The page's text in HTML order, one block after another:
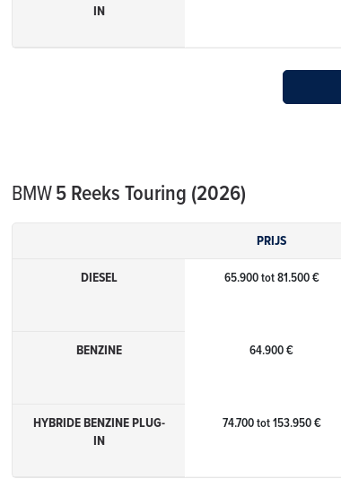
IN
BMW5 Reeks Touring (2026)
PRIJS
DIESEL
65.900 tot 81.500 €
BENZINE 64.900 €
HYBRIDE BENZINE PLUG-
IN
74.700 tot 153.950 €